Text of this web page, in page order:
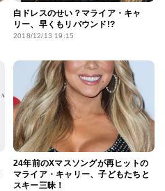
白ドレスのせい？マライア・キャ
リー、早くもリバウンド!?
2018/12/13 19:15
24年前のXマスソングが再ヒットの
マライア・キャリー、子どもたちと
スキー三昧！